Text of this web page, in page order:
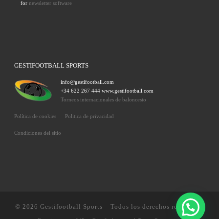
for newsletter software
GESTIFOOTBALL SPORTS
info@gestifootball.com
+34 622 267 444 www.gestifootball.com
Torneos internacionales de baloncesto
Política de cookies Politica de privacidad
Condiciones del sitio
© 2026 Gestifootball Sports – Todos los derechos reservados